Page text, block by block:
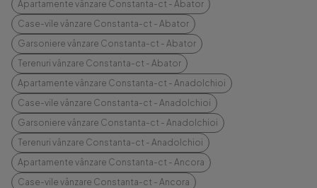
Apartamente vânzare Constanta-ct - Abator
Case-vile vânzare Constanta-ct - Abator
Garsoniere vânzare Constanta-ct - Abator
Terenuri vânzare Constanta-ct - Abator
Apartamente vânzare Constanta-ct - Anadolchioi
Case-vile vânzare Constanta-ct - Anadolchioi
Garsoniere vânzare Constanta-ct - Anadolchioi
Terenuri vânzare Constanta-ct - Anadolchioi
Apartamente vânzare Constanta-ct - Ancora
Case-vile vânzare Constanta-ct - Ancora